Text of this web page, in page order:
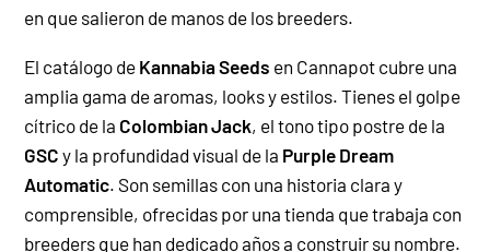
en que salieron de manos de los breeders.
El catálogo de Kannabia Seeds en Cannapot cubre una
amplia gama de aromas, looks y estilos. Tienes el golpe
cítrico de la Colombian Jack, el tono tipo postre de la
GSC y la profundidad visual de la Purple Dream
Automatic. Son semillas con una historia clara y
comprensible, ofrecidas por una tienda que trabaja con
breeders que han dedicado años a construir su nombre.